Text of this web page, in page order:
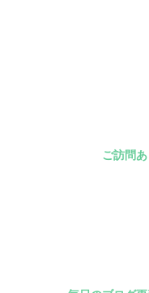
ご訪問